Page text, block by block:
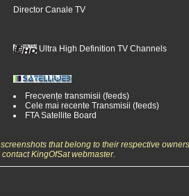
Director Canale TV
Ultra High Definition TV Channels
Frecvențe transmisii (feeds)
Cele mai recente Transmisii (feeds)
FTA Satellite Board
that belong to their respective
KingOfSat webmaster.